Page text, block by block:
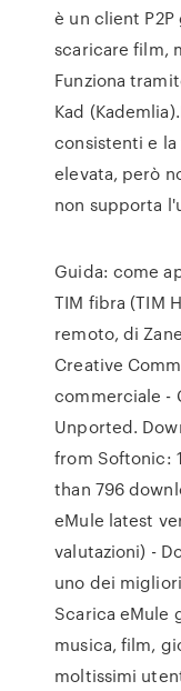
è un client
scaricare film,
Funziona
Kad
consistenti e
elevata, però
non supporta
Guida: come
TIM fibra (TIM
remoto, di
Creative
commerciale -
Unported.
from Softonic:
than 796
eMule latest
valutazioni) -
uno dei
Scarica eMule
musica, film,
moltissimi